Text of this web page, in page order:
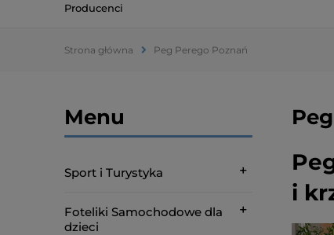
Producenci
Strona główna Peg Perego Poznań
Menu
Sport i Turystyka
Foteliki Samochodowe dla
dzieci
i